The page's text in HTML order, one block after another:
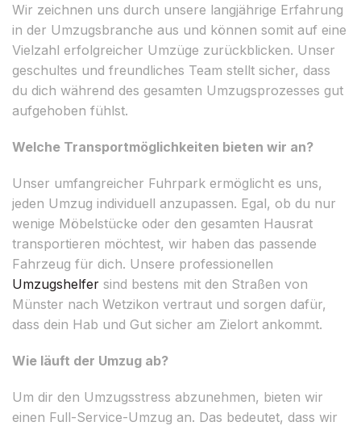
Wir zeichnen uns durch unsere langjährige Erfahrung
in der Umzugsbranche aus und können somit auf eine
Vielzahl erfolgreicher Umzüge zurückblicken. Unser
geschultes und freundliches Team stellt sicher, dass
du dich während des gesamten Umzugsprozesses gut
aufgehoben fühlst.
Welche Transportmöglichkeiten bieten wir an?
Unser umfangreicher Fuhrpark ermöglicht es uns,
jeden Umzug individuell anzupassen. Egal, ob du nur
wenige Möbelstücke oder den gesamten Hausrat
transportieren möchtest, wir haben das passende
Fahrzeug für dich. Unsere professionellen
Umzugshelfer sind bestens mit den Straßen von
Münster nach Wetzikon vertraut und sorgen dafür,
dass dein Hab und Gut sicher am Zielort ankommt.
Wie läuft der Umzug ab?
Um dir den Umzugsstress abzunehmen, bieten wir
einen Full-Service-Umzug an. Das bedeutet, dass wir